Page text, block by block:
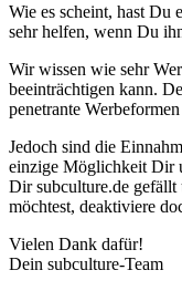
Wie es scheint, hast Du
sehr helfen, wenn Du
Wir wissen wie sehr
beeinträchtigen kann.
penetrante
Jedoch sind die
einzige Möglichkeit Dir
Dir subculture.de gefällt
möchtest, deaktiviere
Vielen Dank dafür!
Dein subculture-Team